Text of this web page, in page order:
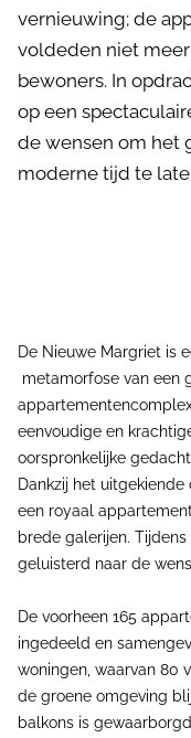
vernieuwing; de
voldeden niet
bewoners. In
op een
de wensen om het
moderne tijd te
De Nieuwe Margriet is
metamorfose van een
eenvoudige en
oorspronkelijke
Dankzij het
een royaal
brede galerijen.
geluisterd naar de
De voorheen 165
ingedeeld en
woningen, waarvan 80
de groene omgeving
balkons is